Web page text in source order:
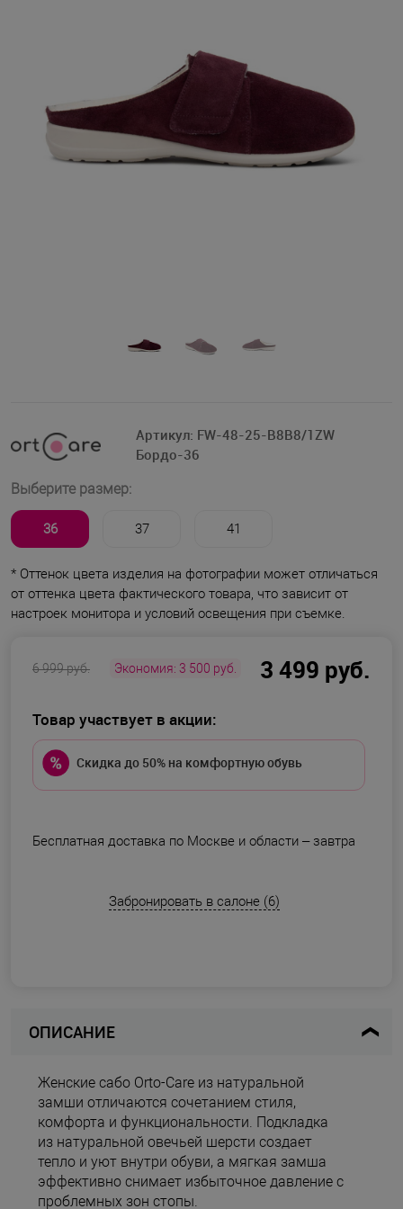
Артикул: FW-48-25-B8B8/1ZW
Бордо-36
Выберите размер:
36 37 41
* Оттенок цвета изделия на фотографии может отличаться
от оттенка цвета фактического товара, что зависит от
настроек монитора и условий освещения при съемке.
3 499 руб.
6 999 руб. Экономия: 3 500 руб.
Товар участвует в акции:
Скидка до 50% на комфортную обувь
Бесплатная доставка по Москве и области – завтра
Забронировать в салоне (6)
ОПИСАНИЕ
Женские сабо Orto-Care из натуральной
замши отличаются сочетанием стиля,
комфорта и функциональности. Подкладка
из натуральной овечьей шерсти создает
тепло и уют внутри обуви, а мягкая замша
эффективно снимает избыточное давление с
проблемных зон стопы.